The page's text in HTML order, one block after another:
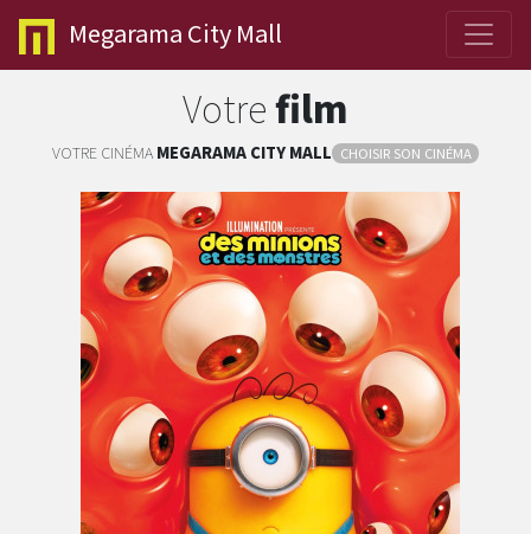
Megarama City Mall
Votrefilm
VOTRE CINÉMA MEGARAMACITY MALL CHOISIR SON CINÉMA